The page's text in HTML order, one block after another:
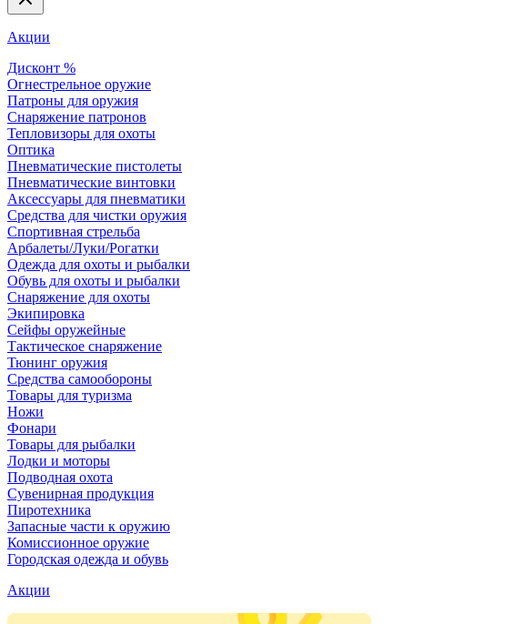
Акции
Дисконт %
Огнестрельное оружие
Патроны для оружия
Снаряжение патронов
Тепловизоры для охоты
Оптика
Пневматические пистолеты
Пневматические винтовки
Аксессуары для пневматики
Средства для чистки оружия
Спортивная стрельба
Арбалеты/Луки/Рогатки
Одежда для охоты и рыбалки
Обувь для охоты и рыбалки
Снаряжение для охоты
Экипировка
Сейфы оружейные
Тактическое снаряжение
Тюнинг оружия
Средства самообороны
Товары для туризма
Ножи
Фонари
Товары для рыбалки
Лодки и моторы
Подводная охота
Сувенирная продукция
Пиротехника
Запасные части к оружию
Комиссионное оружие
Городская одежда и обувь
Акции